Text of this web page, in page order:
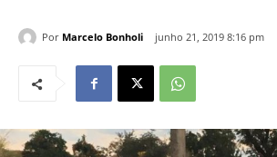
Por Marcelo Bonholi junho 21, 2019 8:16 pm